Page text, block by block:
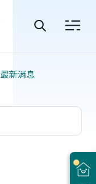
尋
最新消息